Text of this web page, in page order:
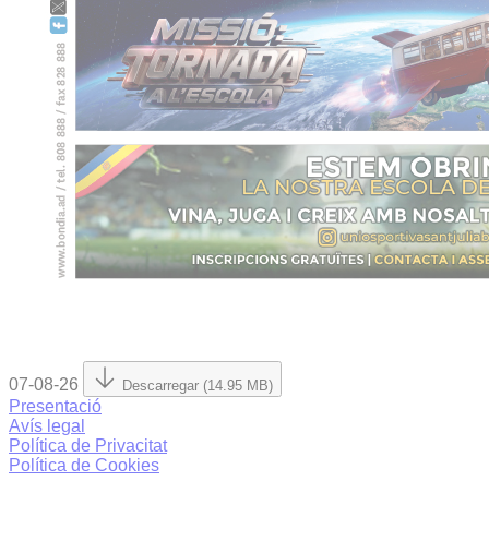
07-08-26 Descarregar (14.95 MB)
Presentació
Avís legal
Política de Privacitat
Política de Cookies